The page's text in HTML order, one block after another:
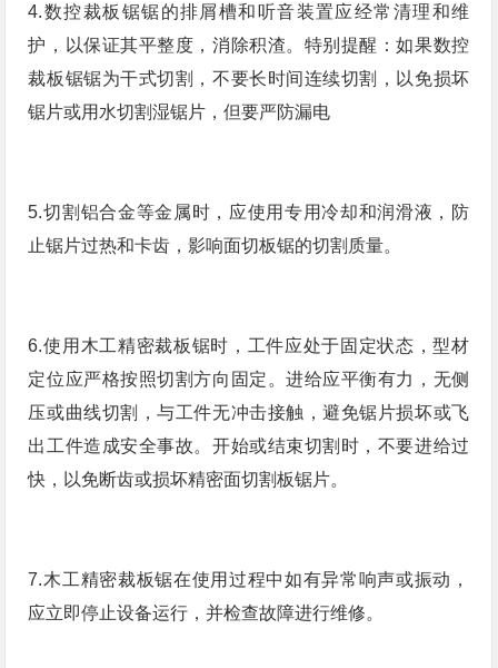
4.数控裁板锯锯的排屑槽和听音装置应经常清理和维
护，以保证其平整度，消除积渣。特别提醒：如果数控
裁板锯锯为干式切割，不要长时间连续切割，以免损坏
锯片或用水切割湿锯片，但要严防漏电
5.切割铝合金等金属时，应使用专用冷却和润滑液，防
止锯片过热和卡齿，影响面切板锯的切割质量。
6.使用木工精密裁板锯时，工件应处于固定状态，型材
定位应严格按照切割方向固定。进给应平衡有力，无侧
压或曲线切割，与工件无冲击接触，避免锯片损坏或飞
出工件造成安全事故。开始或结束切割时，不要进给过
快，以免断齿或损坏精密面切割板锯片。
7.木工精密裁板锯在使用过程中如有异常响声或振动，
应立即停止设备运行，并检查故障进行维修。